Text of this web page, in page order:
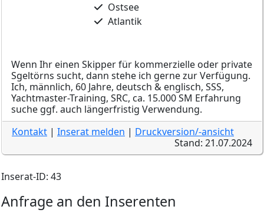
Ostsee
Atlantik
Wenn Ihr einen Skipper für kommerzielle oder private
Sgeltörns sucht, dann stehe ich gerne zur Verfügung.
Ich, männlich, 60 Jahre, deutsch & englisch, SSS,
Yachtmaster-Training, SRC, ca. 15.000 SM Erfahrung
suche ggf. auch längerfristig Verwendung.
Kontakt | Inserat melden | Druckversion/-ansicht
Stand: 21.07.2024
Inserat-ID: 43
Anfrage an den Inserenten